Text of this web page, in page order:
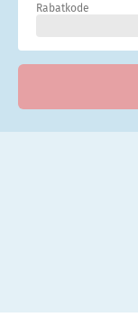
Rabatkode